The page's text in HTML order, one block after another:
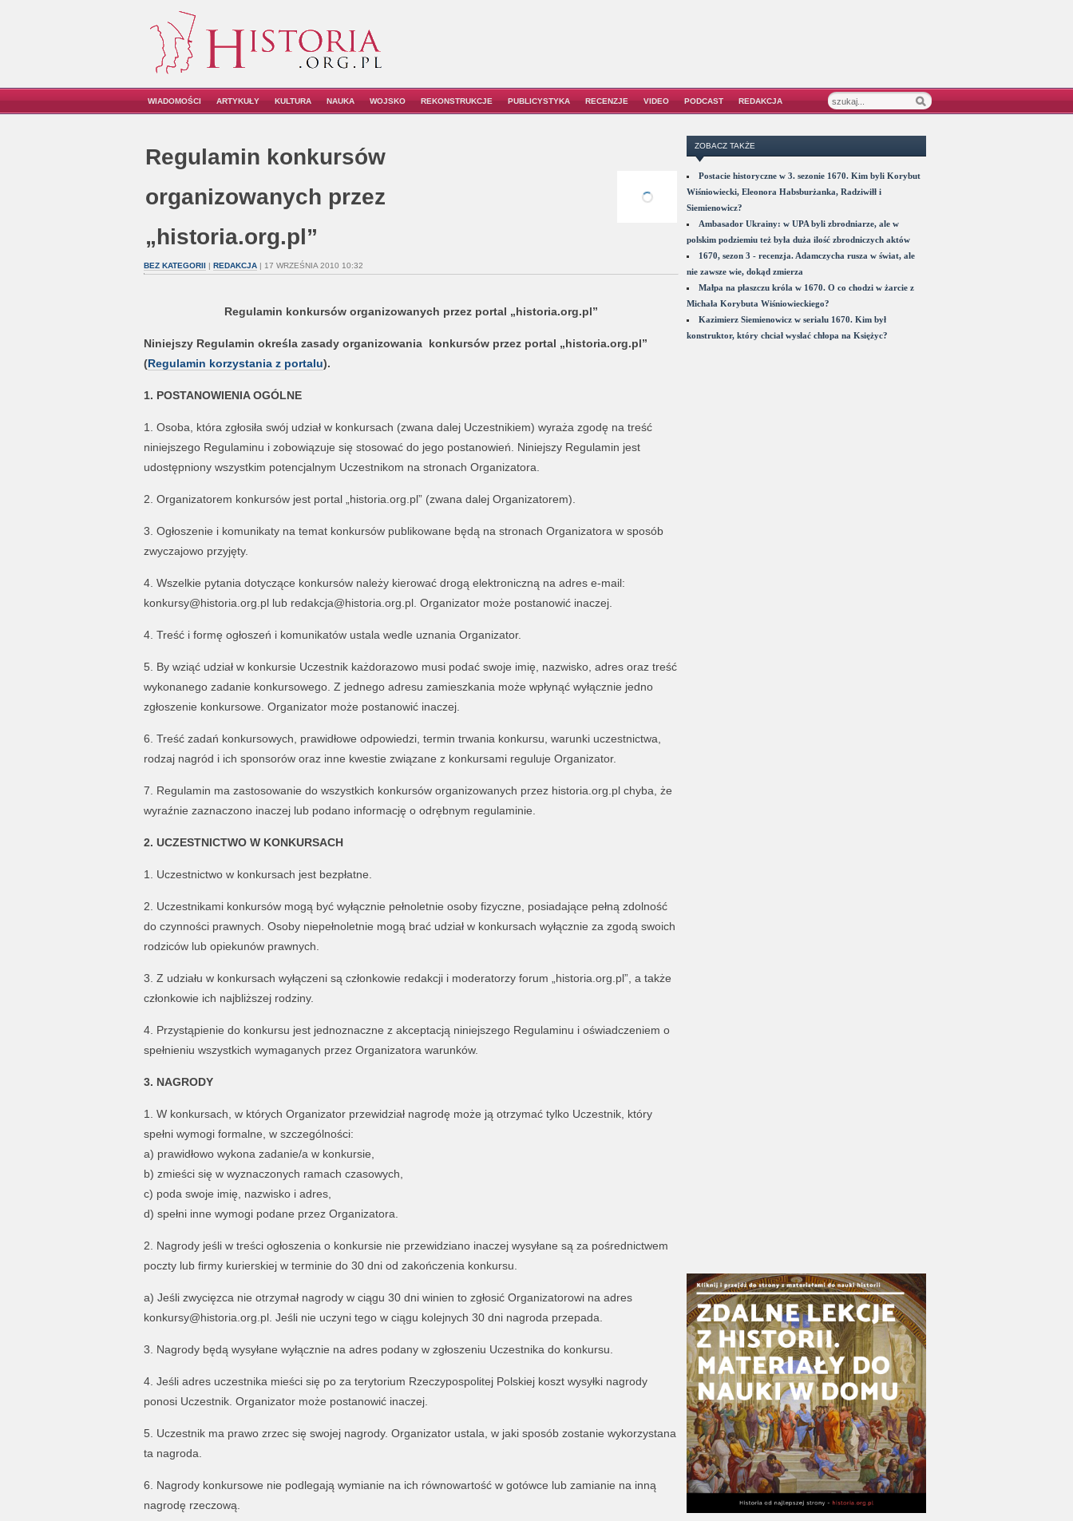
WIADOMOŚCI ARTYKUŁY KULTURA NAUKA WOJSKO REKONSTRUKCJE PUBLICYSTYKA RECENZJE VIDEO PODCAST REDAKCJA
Regulamin konkursów
organizowanych przez
„historia.org.pl”
BEZ KATEGORII| REDAKCJA| 17 WRZEŚNIA 2010 10:32
Regulamin konkursów organizowanych przez portal „historia.org.pl”
Niniejszy Regulamin określa zasady organizowania konkursów przez portal „historia.org.pl”
(Regulamin korzystania z portalu).
1. POSTANOWIENIA OGÓLNE
1. Osoba, która zgłosiła swój udział w konkursach (zwana dalej Uczestnikiem) wyraża zgodę na treść
niniejszego Regulaminu i zobowiązuje się stosować do jego postanowień. Niniejszy Regulamin jest
udostępniony wszystkim potencjalnym Uczestnikom na stronach Organizatora.
2. Organizatorem konkursów jest portal „historia.org.pl” (zwana dalej Organizatorem).
3. Ogłoszenie i komunikaty na temat konkursów publikowane będą na stronach Organizatora w sposób
zwyczajowo przyjęty.
4. Wszelkie pytania dotyczące konkursów należy kierować drogą elektroniczną na adres e-mail:
konkursy@historia.org.pl lub redakcja@historia.org.pl. Organizator może postanowić inaczej.
4. Treść i formę ogłoszeń i komunikatów ustala wedle uznania Organizator.
5. By wziąć udział w konkursie Uczestnik każdorazowo musi podać swoje imię, nazwisko, adres oraz treść
wykonanego zadanie konkursowego. Z jednego adresu zamieszkania może wpłynąć wyłącznie jedno
zgłoszenie konkursowe. Organizator może postanowić inaczej.
6. Treść zadań konkursowych, prawidłowe odpowiedzi, termin trwania konkursu, warunki uczestnictwa,
rodzaj nagród i ich sponsorów oraz inne kwestie związane z konkursami reguluje Organizator.
7. Regulamin ma zastosowanie do wszystkich konkursów organizowanych przez historia.org.pl chyba, że
wyraźnie zaznaczono inaczej lub podano informację o odrębnym regulaminie.
2. UCZESTNICTWO W KONKURSACH
1. Uczestnictwo w konkursach jest bezpłatne.
2. Uczestnikami konkursów mogą być wyłącznie pełnoletnie osoby fizyczne, posiadające pełną zdolność
do czynności prawnych. Osoby niepełnoletnie mogą brać udział w konkursach wyłącznie za zgodą swoich
rodziców lub opiekunów prawnych.
3. Z udziału w konkursach wyłączeni są członkowie redakcji i moderatorzy forum „historia.org.pl”, a także
członkowie ich najbliższej rodziny.
4. Przystąpienie do konkursu jest jednoznaczne z akceptacją niniejszego Regulaminu i oświadczeniem o
spełnieniu wszystkich wymaganych przez Organizatora warunków.
3. NAGRODY
1. W konkursach, w których Organizator przewidział nagrodę może ją otrzymać tylko Uczestnik, który
spełni wymogi formalne, w szczególności:
a) prawidłowo wykona zadanie/a w konkursie,
b) zmieści się w wyznaczonych ramach czasowych,
c) poda swoje imię, nazwisko i adres,
d) spełni inne wymogi podane przez Organizatora.
2. Nagrody jeśli w treści ogłoszenia o konkursie nie przewidziano inaczej wysyłane są za pośrednictwem
poczty lub firmy kurierskiej w terminie do 30 dni od zakończenia konkursu.
a) Jeśli zwycięzca nie otrzymał nagrody w ciągu 30 dni winien to zgłosić Organizatorowi na adres
konkursy@historia.org.pl. Jeśli nie uczyni tego w ciągu kolejnych 30 dni nagroda przepada.
3. Nagrody będą wysyłane wyłącznie na adres podany w zgłoszeniu Uczestnika do konkursu.
4. Jeśli adres uczestnika mieści się po za terytorium Rzeczypospolitej Polskiej koszt wysyłki nagrody
ponosi Uczestnik. Organizator może postanowić inaczej.
5. Uczestnik ma prawo zrzec się swojej nagrody. Organizator ustala, w jaki sposób zostanie wykorzystana
ta nagroda.
6. Nagrody konkursowe nie podlegają wymianie na ich równowartość w gotówce lub zamianie na inną
nagrodę rzeczową.
ZOBACZ TAKŻE
Postacie historyczne w 3. sezonie 1670. Kim byli Korybut
Wiśniowiecki, Eleonora Habsburżanka, Radziwiłł i
Siemienowicz?
Ambasador Ukrainy: w UPA byli zbrodniarze, ale w
polskim podziemiu też była duża ilość zbrodniczych aktów
1670, sezon 3 - recenzja. Adamczycha rusza w świat, ale
nie zawsze wie, dokąd zmierza
Małpa na płaszczu króla w 1670. O co chodzi w żarcie z
Michała Korybuta Wiśniowieckiego?
Kazimierz Siemienowicz w serialu 1670. Kim był
konstruktor, który chciał wysłać chłopa na Księżyc?